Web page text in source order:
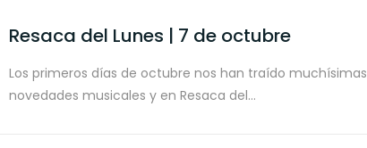
Resaca del Lunes | 7 de octubre
Los primeros días de octubre nos han traído muchísimas
novedades musicales y en Resaca del…